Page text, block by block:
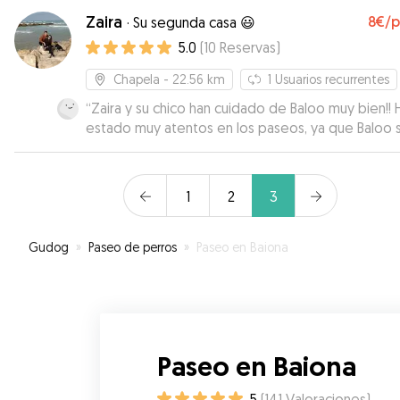
Zaira · Su segunda casa 😃 8€/
5.0 (10 Reservas)
Chapela - 22.56 km 1 Usuarios recurrentes
“Zaira y su chico han cuidado de Baloo muy bien!!
estado muy atentos en los paseos, ya que Baloo
come todo, y le han tratado como uno más. Baloo
vez 😉”
1 2 3
Gudog » Paseo de perros » Paseo en Baiona
Paseo en Baiona